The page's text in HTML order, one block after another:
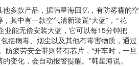
多款产品，据韩星海回忆，有防雾霾的空
其中有一款空气清新装置“大蓝”，“‘花
业能无偿安装大蓝，它可以每15分钟把
括病毒、烟尘以及其他有毒害物质，通过
防疲劳安全带则带有芯片，“开车时，一旦
变化，会自动报警提醒。”韩星海说。